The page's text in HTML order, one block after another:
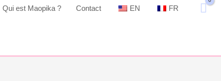
Qui est Maopika ? Contact EN FR